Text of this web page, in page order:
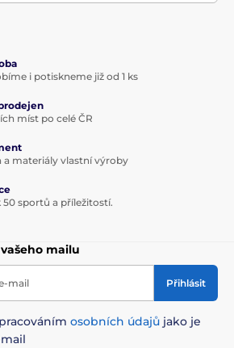
i potiskneme již od 1 ks
míst po celé ČR
a materiály vlastní výroby
50 sportů a příležitostí.
mailu
mail Přihlásit
osobních údajů jako je